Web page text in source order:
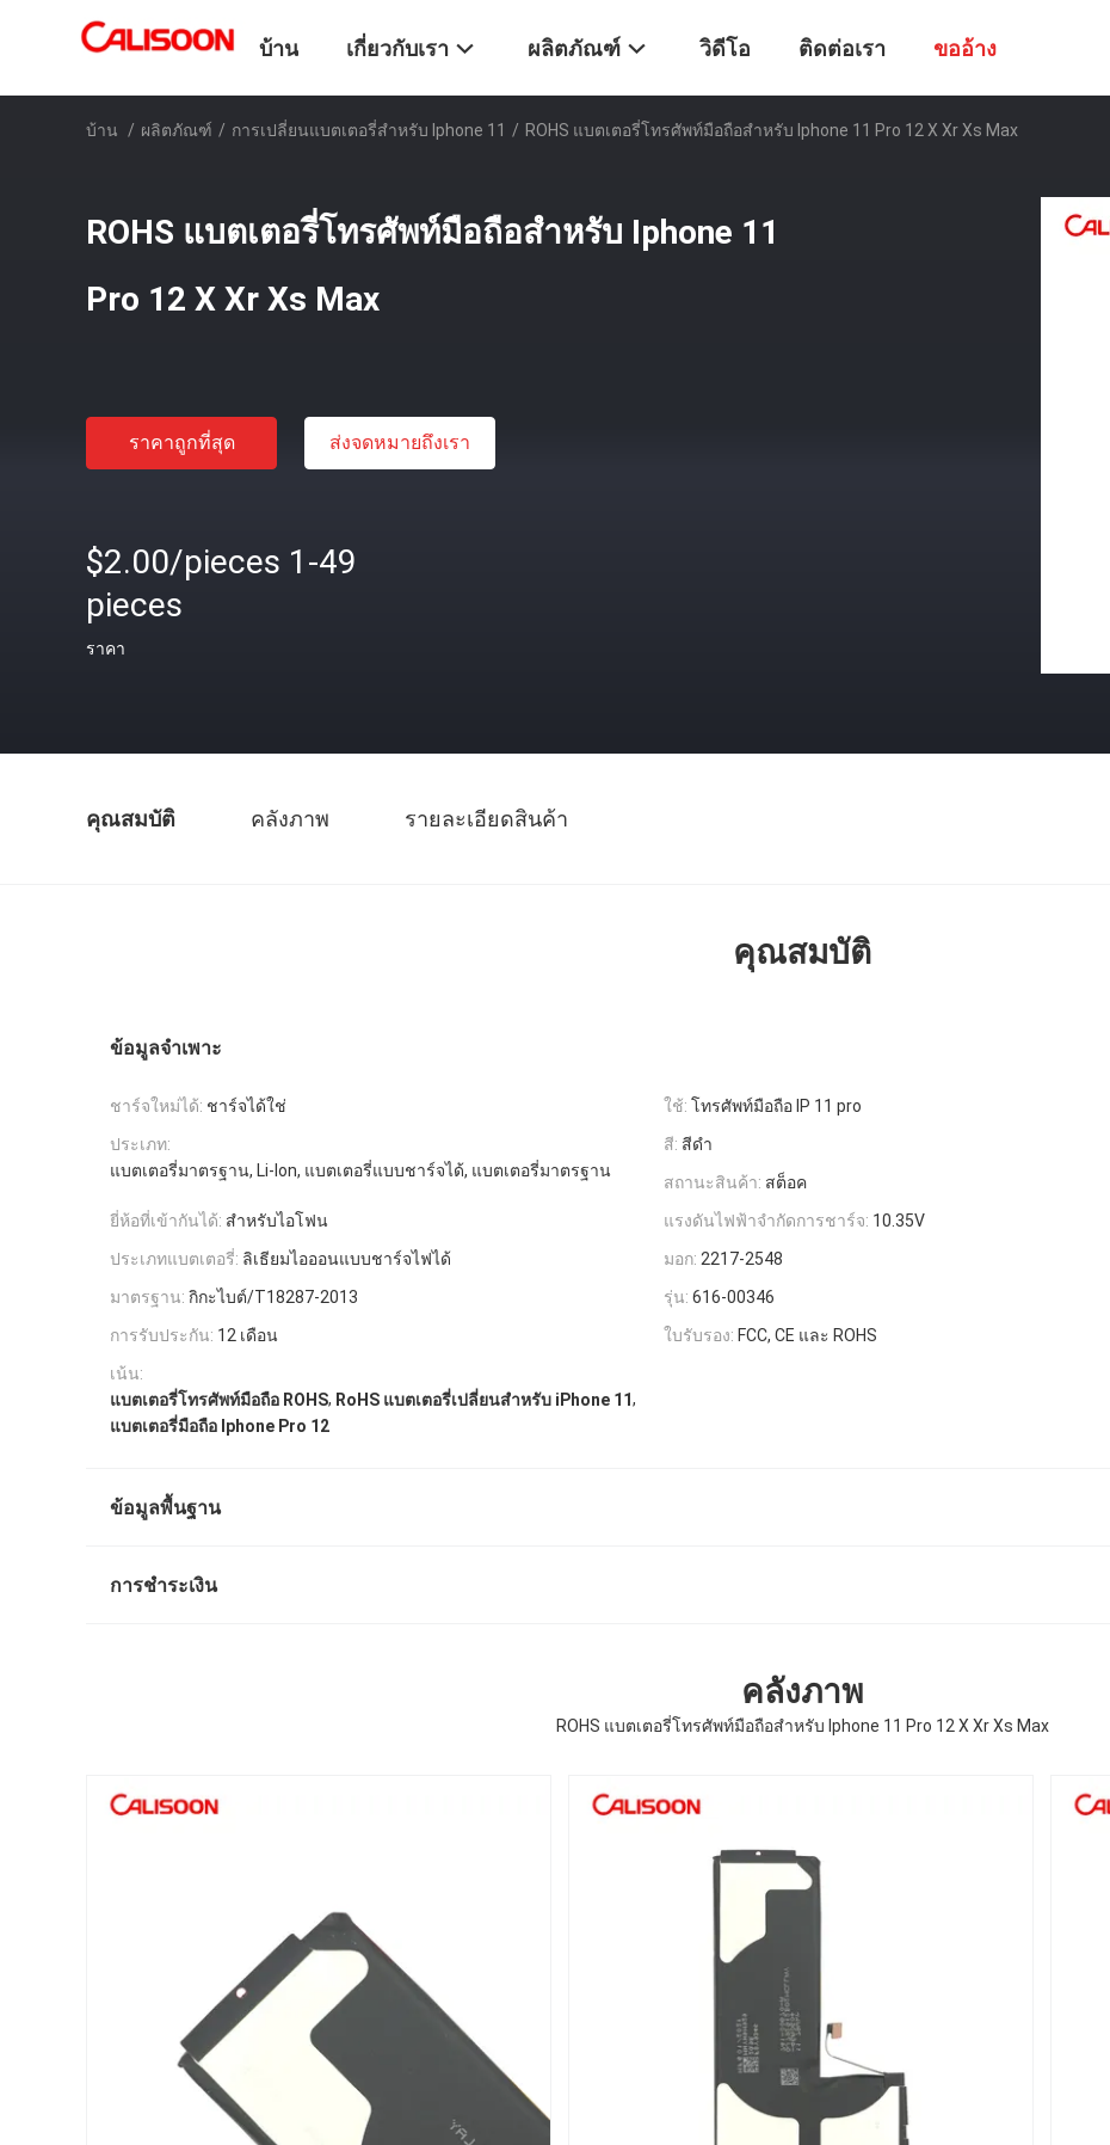
บ้าน เกี่ยวกับเรา ผลิตภัณฑ์ วิดีโอ ติดต่อเรา ขออ้าง
บ้าน / ผลิตภัณฑ์ / การเปลี่ยนแบตเตอรี่สําหรับ Iphone 11 / ROHS แบตเตอรี่โทรศัพท์มือถือสําหรับ Iphone 11 Pro 12 X Xr Xs Max
ROHS แบตเตอรี่โทรศัพท์มือถือสําหรับ Iphone 11
Pro 12 X Xr Xs Max
ราคาถูกที่สุด ส่งจดหมายถึงเรา
$2.00/pieces 1-49
pieces
ราคา
คุณสมบัติ คลังภาพ รายละเอียดสินค้า
คุณสมบัติ
ข้อมูลจำเพาะ
ชาร์จใหม่ได้: ชาร์จได้ใช่ ใช้: โทรศัพท์มือถือ IP 11 pro
ประเภท:
แบตเตอรี่มาตรฐาน, Li-Ion, แบตเตอรี่แบบชาร์จได้, แบตเตอรี่มาตรฐาน
สี: สีดํา
สถานะสินค้า: สต็อค
ยี่ห้อที่เข้ากันได้: สำหรับไอโฟน แรงดันไฟฟ้าจำกัดการชาร์จ: 10.35V
ประเภทแบตเตอรี่: ลิเธียมไอออนแบบชาร์จไฟได้ มอก: 2217-2548
มาตรฐาน: กิกะไบต์/T18287-2013 รุ่น: 616-00346
การรับประกัน: 12 เดือน ใบรับรอง: FCC, CE และ ROHS
เน้น:
แบตเตอรี่โทรศัพท์มือถือ ROHS, RoHS แบตเตอรี่เปลี่ยนสําหรับ iPhone 11,
แบตเตอรี่มือถือ Iphone Pro 12
ข้อมูลพื้นฐาน
การชำระเงิน
คลังภาพ
ROHS แบตเตอรี่โทรศัพท์มือถือสําหรับ Iphone 11 Pro 12 X Xr Xs Max